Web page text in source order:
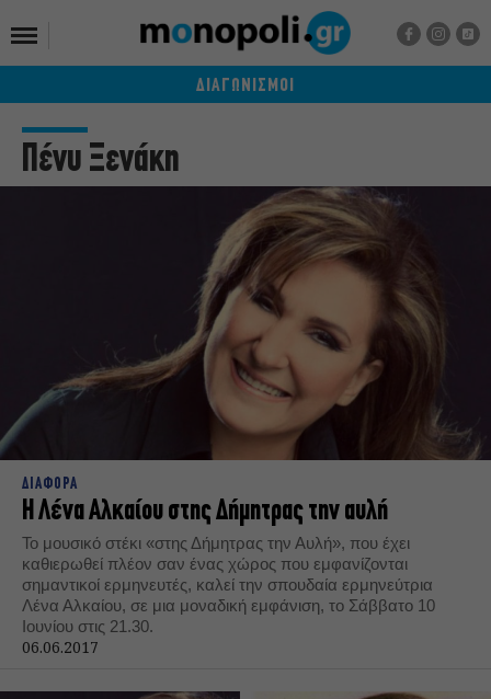
ΔΙΑΓΩΝΙΣΜΟΙ
Πένυ Ξενάκη
ΔΙΑΦΟΡΑ
Η Λένα Αλκαίου στης Δήμητρας την αυλή
Το μουσικό στέκι «στης Δήμητρας την Αυλή», που έχει
καθιερωθεί πλέον σαν ένας χώρος που εμφανίζονται
σημαντικοί ερμηνευτές, καλεί την σπουδαία ερμηνεύτρια
Λένα Αλκαίου, σε μια μοναδική εμφάνιση, το Σάββατο 10
Ιουνίου στις 21.30.
06.06.2017